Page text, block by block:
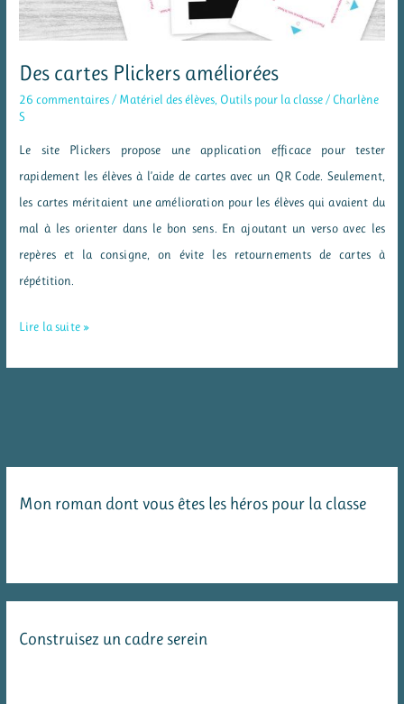
Des cartes Plickers améliorées
26 commentaires / Matériel des élèves Outils pour la classe / Charlène
S
Le site Plickers propose une application efficace pour tester
rapidement les élèves à l’aide de cartes avec un QR Code. Seulement,
les cartes méritaient une amélioration pour les élèves qui avaient du
mal à les orienter dans le bon sens. En ajoutant un verso avec les
repères et la consigne, on évite les retournements de cartes à
répétition.
Des
Lire la suite »
Mon roman dont vous êtes les héros pour la classe
Construisez un cadre serein